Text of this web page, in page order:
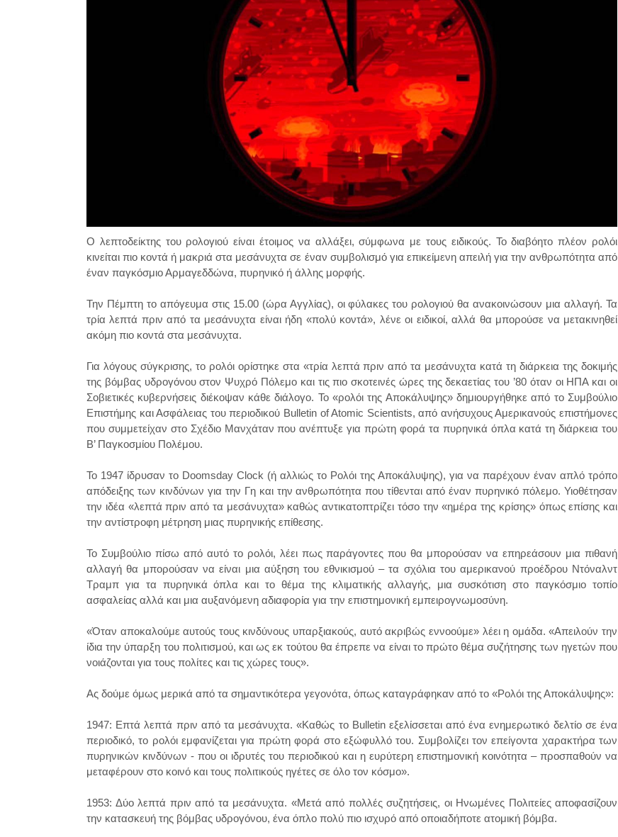
Ο λεπτοδείκτης του ρολογιού είναι έτοιμος να αλλάξει, σύμφωνα με τους ειδικούς. Το διαβόητο πλέον ρολόι
κινείται πιο κοντά ή μακριά στα μεσάνυχτα σε έναν συμβολισμό για επικείμενη απειλή για την ανθρωπότητα από
έναν παγκόσμιο Αρμαγεδδώνα, πυρηνικό ή άλλης μορφής.
Την Πέμπτη το απόγευμα στις 15.00 (ώρα Αγγλίας), οι φύλακες του ρολογιού θα ανακοινώσουν μια αλλαγή. Τα
τρία λεπτά πριν από τα μεσάνυχτα είναι ήδη «πολύ κοντά», λένε οι ειδικοί, αλλά θα μπορούσε να μετακινηθεί
ακόμη πιο κοντά στα μεσάνυχτα.
Για λόγους σύγκρισης, το ρολόι ορίστηκε στα «τρία λεπτά πριν από τα μεσάνυχτα κατά τη διάρκεια της δοκιμής
της βόμβας υδρογόνου στον Ψυχρό Πόλεμο και τις πιο σκοτεινές ώρες της δεκαετίας του ’80 όταν οι ΗΠΑ και οι
Σοβιετικές κυβερνήσεις διέκοψαν κάθε διάλογο. Το «ρολόι της Αποκάλυψης» δημιουργήθηκε από το Συμβούλιο
Επιστήμης και Ασφάλειας του περιοδικού Bulletin of Atomic Scientists, από ανήσυχους Αμερικανούς επιστήμονες
που συμμετείχαν στο Σχέδιο Μανχάταν που ανέπτυξε για πρώτη φορά τα πυρηνικά όπλα κατά τη διάρκεια του
Β’ Παγκοσμίου Πολέμου.
Το 1947 ίδρυσαν το Doomsday Clock (ή αλλιώς το Ρολόι της Αποκάλυψης), για να παρέχουν έναν απλό τρόπο
απόδειξης των κινδύνων για την Γη και την ανθρωπότητα που τίθενται από έναν πυρηνικό πόλεμο. Υιοθέτησαν
την ιδέα «λεπτά πριν από τα μεσάνυχτα» καθώς αντικατοπτρίζει τόσο την «ημέρα της κρίσης» όπως επίσης και
την αντίστροφη μέτρηση μιας πυρηνικής επίθεσης.
Το Συμβούλιο πίσω από αυτό το ρολόι, λέει πως παράγοντες που θα μπορούσαν να επηρεάσουν μια πιθανή
αλλαγή θα μπορούσαν να είναι μια αύξηση του εθνικισμού – τα σχόλια του αμερικανού προέδρου Ντόναλντ
Τραμπ για τα πυρηνικά όπλα και το θέμα της κλιματικής αλλαγής, μια συσκότιση στο παγκόσμιο τοπίο
ασφαλείας αλλά και μια αυξανόμενη αδιαφορία για την επιστημονική εμπειρογνωμοσύνη.
«Όταν αποκαλούμε αυτούς τους κινδύνους υπαρξιακούς, αυτό ακριβώς εννοούμε» λέει η ομάδα. «Απειλούν την
ίδια την ύπαρξη του πολιτισμού, και ως εκ τούτου θα έπρεπε να είναι το πρώτο θέμα συζήτησης των ηγετών που
νοιάζονται για τους πολίτες και τις χώρες τους».
Ας δούμε όμως μερικά από τα σημαντικότερα γεγονότα, όπως καταγράφηκαν από το «Ρολόι της Αποκάλυψης»:
1947: Επτά λεπτά πριν από τα μεσάνυχτα. «Καθώς το Bulletin εξελίσσεται από ένα ενημερωτικό δελτίο σε ένα
περιοδικό, το ρολόι εμφανίζεται για πρώτη φορά στο εξώφυλλό του. Συμβολίζει τον επείγοντα χαρακτήρα των
πυρηνικών κινδύνων - που οι ιδρυτές του περιοδικού και η ευρύτερη επιστημονική κοινότητα – προσπαθούν να
μεταφέρουν στο κοινό και τους πολιτικούς ηγέτες σε όλο τον κόσμο».
1953: Δύο λεπτά πριν από τα μεσάνυχτα. «Μετά από πολλές συζητήσεις, οι Ηνωμένες Πολιτείες αποφασίζουν
την κατασκευή της βόμβας υδρογόνου, ένα όπλο πολύ πιο ισχυρό από οποιαδήποτε ατομική βόμβα.